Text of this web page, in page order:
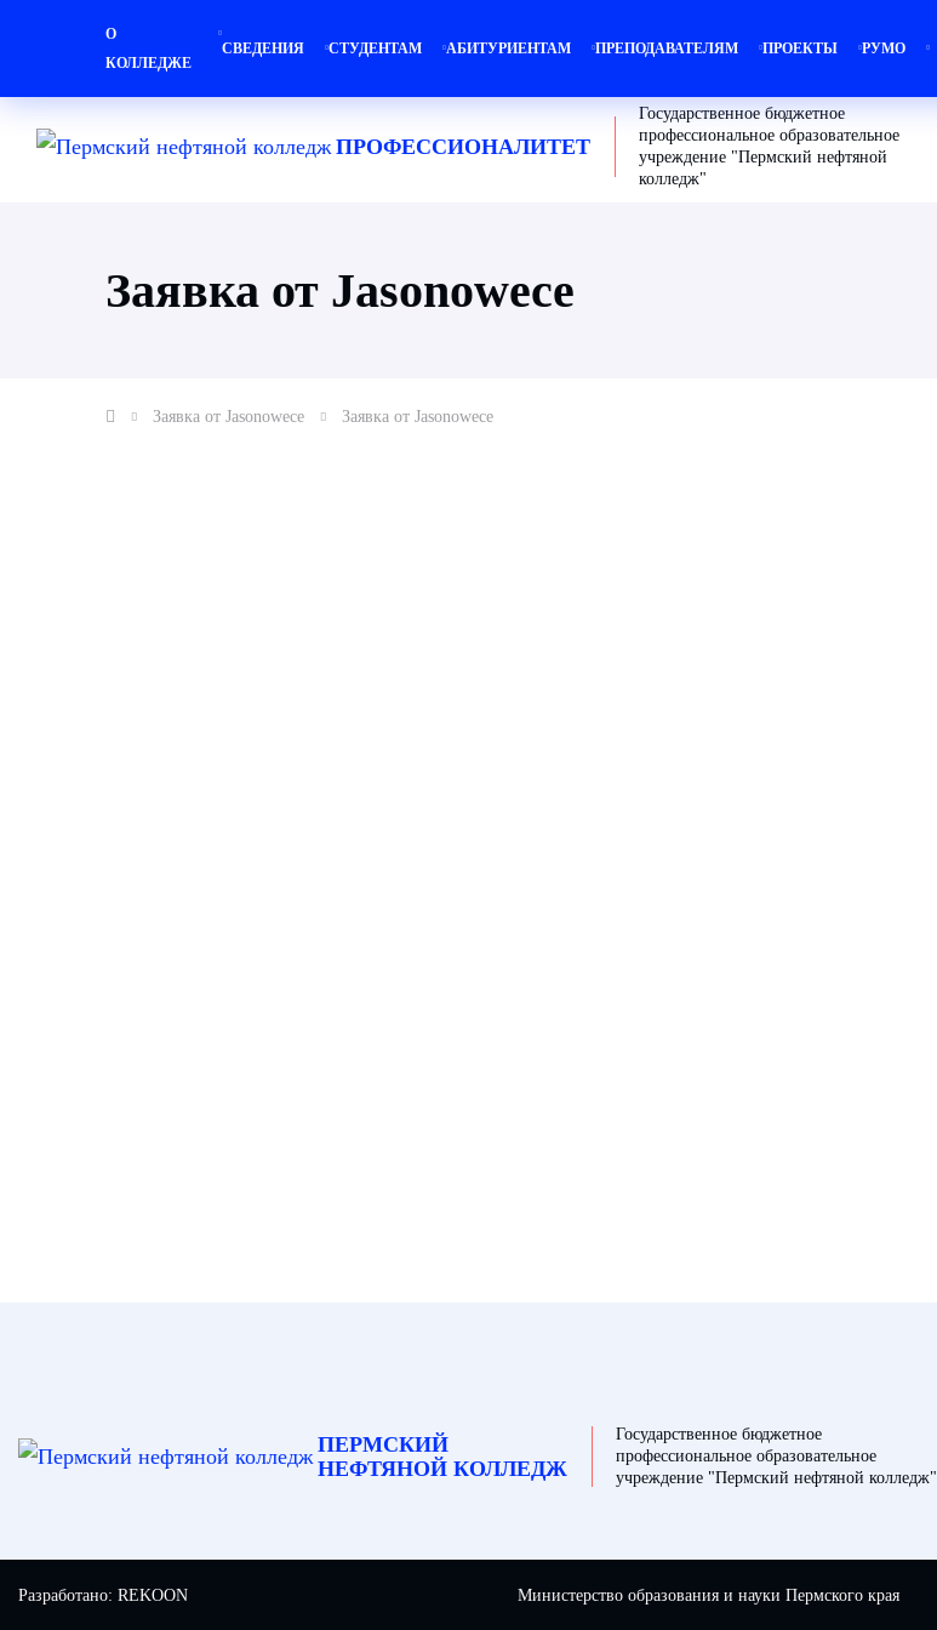
О
КОЛЛЕДЖЕ
СВЕДЕНИЯ СТУДЕНТАМ АБИТУРИЕНТАМ ПРЕПОДАВАТЕЛЯМ ПРОЕКТЫ РУМО
ПРОФЕССИОНАЛИТЕТ
Государственное бюджетное
профессиональное образовательное
учреждение "Пермский нефтяной
колледж"
Заявка от Jasonowece
Заявка от Jasonowece Заявка от Jasonowece
ПЕРМСКИЙ
НЕФТЯНОЙ КОЛЛЕДЖ
Государственное бюджетное
профессиональное образовательное
учреждение "Пермский нефтяной колледж"
Разработано: REKOON Министерство образования и науки Пермского края